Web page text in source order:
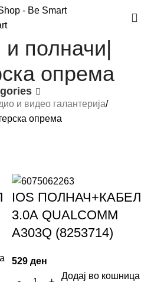
полначи|
опрема
и видео галантерија
опрема
IOS ПОЛНАЧ+КАБЕЛ
3.0А QUALCOMM
A303Q (8253714)
529 ден
Додај во кошница